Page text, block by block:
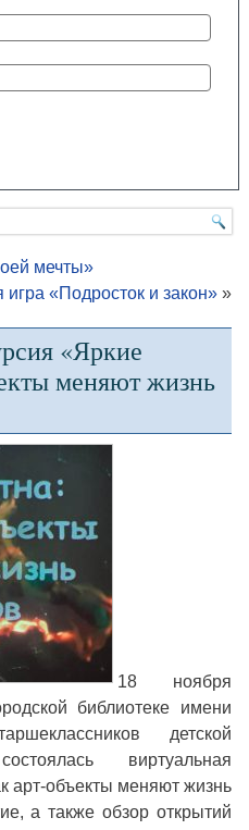
мечты»
игра «Подросток и закон»»
«Яркие
меняют жизнь
18 ноября
библиотеке имени
детской
виртуальная
арт-объекты меняют жизнь
а также обзор открытий